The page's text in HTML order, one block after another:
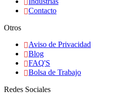
Contacto
Otros
Aviso de Privacidad
Blog
FAQ'S
Bolsa de Trabajo
Redes Sociales